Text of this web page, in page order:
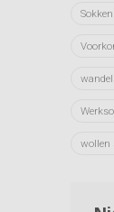
wollen